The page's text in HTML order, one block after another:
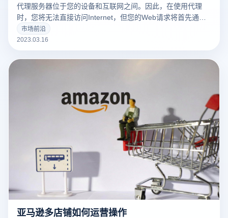
代理服务器位于您的设备和互联网之间。因此，在使用代理
时，您将无法直接访问Internet，但您的Web请求将首先通过
代理路由，然后再发送到Web服务器。
市场前沿
2023.03.16
亚马逊多店铺如何运营操作